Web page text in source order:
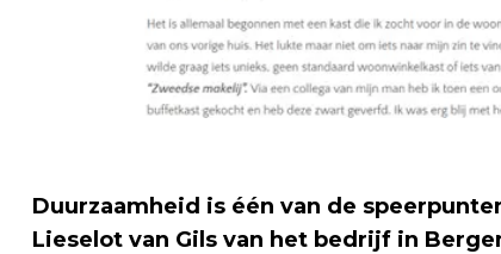
Duurzaamheid is één van de
Lieselot van Gils van het bedrijf in